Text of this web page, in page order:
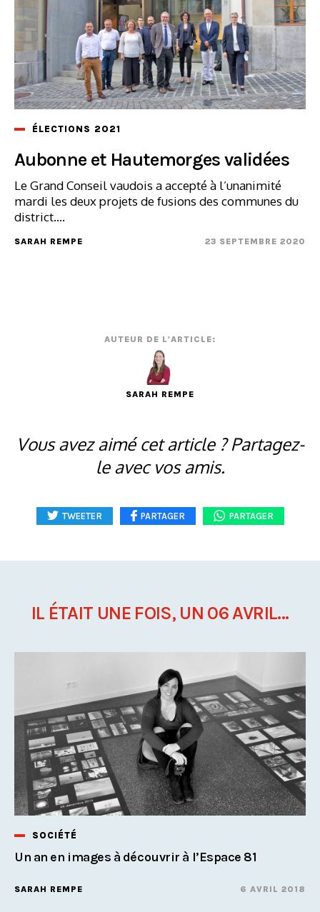
ÉLECTIONS 2021
Aubonne et Hautemorges validées
Le Grand Conseil vaudois a accepté à l’unanimité
mardi les deux projets de fusions des communes du
district....
SARAH REMPE 23 SEPTEMBRE 2020
AUTEUR DE L'ARTICLE:
SARAH REMPE
Vous avez aimé cet article ? Partagez-
le avec vos amis.
TWEETER PARTAGER PARTAGER
IL ÉTAIT UNE FOIS, UN 06 AVRIL...
SOCIÉTÉ
Un an en images à découvrir à l’Espace 81
SARAH REMPE 6 AVRIL 2018